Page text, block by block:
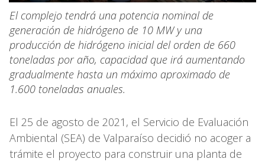
El complejo tendrá una potencia nominal de
generación de hidrógeno de 10 MW y una
producción de hidrógeno inicial del orden de 660
toneladas por año, capacidad que irá aumentando
gradualmente hasta un máximo aproximado de
1.600 toneladas anuales.
El 25 de agosto de 2021, el Servicio de Evaluación
Ambiental (SEA) de Valparaíso decidió no acoger a
trámite el proyecto para construir una planta de